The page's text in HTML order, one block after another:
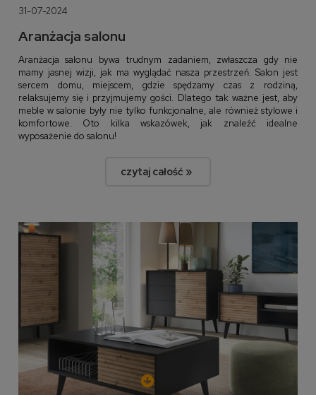
31-07-2024
Aranżacja salonu
Aranżacja salonu bywa trudnym zadaniem, zwłaszcza gdy nie
mamy jasnej wizji, jak ma wyglądać nasza przestrzeń. Salon jest
sercem domu, miejscem, gdzie spędzamy czas z rodziną,
relaksujemy się i przyjmujemy gości. Dlatego tak ważne jest, aby
meble w salonie były nie tylko funkcjonalne, ale również stylowe i
komfortowe. Oto kilka wskazówek, jak znaleźć idealne
wyposażenie do salonu!
czytaj całość »